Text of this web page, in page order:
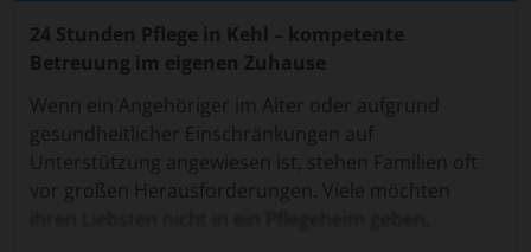
24 Stunden Pflege in Kehl – kompetente
Betreuung im eigenen Zuhause
Wenn ein Angehöriger im Alter oder aufgrund
gesundheitlicher Einschränkungen auf
Unterstützung angewiesen ist, stehen Familien oft
vor großen Herausforderungen. Viele möchten